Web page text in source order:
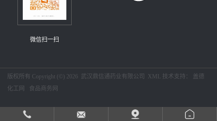
微信扫一扫
版权所有 Copyright (©) 2026 武汉鼎信通药业有限公司 XML 技术支持： 盖德
化工网
食品商务网